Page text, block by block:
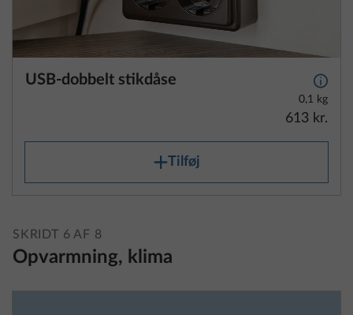
USB-dobbelt stikdåse
0,1 kg
613 kr.
Tilføj
SKRIDT 6 AF 8
Opvarmning, klima